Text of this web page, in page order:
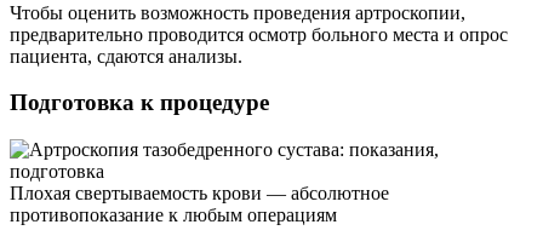
Чтобы оценить возможность проведения артроскопии,
предварительно проводится осмотр больного места и опрос
пациента, сдаются анализы.
Подготовка к процедуре
Плохая свертываемость крови — абсолютное
противопоказание к любым операциям